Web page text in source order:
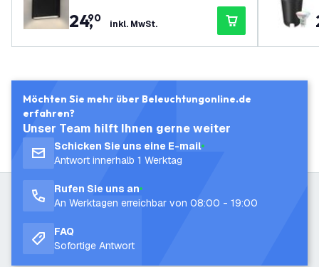
24,
90 inkl. MwSt.
Möchten Sie mehr über Beleuchtungonline.de
erfahren?
Unser Team hilft Ihnen gerne weiter
Schicken Sie uns eine E-mail
Antwort innerhalb 1 Werktag
Rufen Sie uns an
An Werktagen erreichbar von 08:00 - 19:00
FAQ
Sofortige Antwort